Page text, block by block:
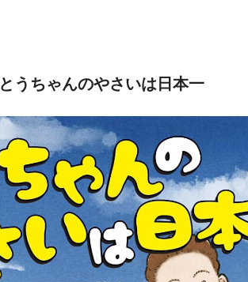
とうちゃんのやさいは日本一